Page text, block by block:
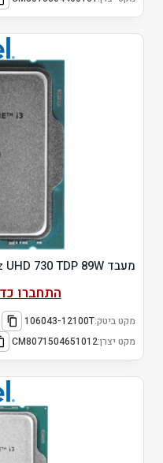
מעבד Intel i3-12100 Tray 4.3GHz UHD 730 TDP 89W
התחברו
מקט ביטק:106043-12100T
מקט יצרן:CM8071504651012